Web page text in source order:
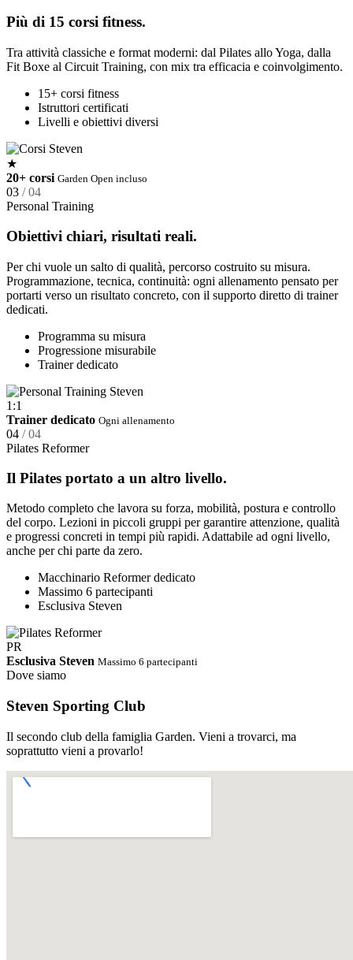
Più di 15 corsi fitness.
Tra attività classiche e format moderni: dal Pilates allo Yoga, dalla
Fit Boxe al Circuit Training, con mix tra efficacia e coinvolgimento.
15+ corsi fitness
Istruttori certificati
Livelli e obiettivi diversi
★
20+ corsi Garden Open incluso
03 / 04
Personal Training
Obiettivi chiari, risultati reali.
Per chi vuole un salto di qualità, percorso costruito su misura.
Programmazione, tecnica, continuità: ogni allenamento pensato per
portarti verso un risultato concreto, con il supporto diretto di trainer
dedicati.
Programma su misura
Progressione misurabile
Trainer dedicato
1:1
Trainer dedicato Ogni allenamento
04 / 04
Pilates Reformer
Il Pilates portato a un altro livello.
Metodo completo che lavora su forza, mobilità, postura e controllo
del corpo. Lezioni in piccoli gruppi per garantire attenzione, qualità
e progressi concreti in tempi più rapidi. Adattabile ad ogni livello,
anche per chi parte da zero.
Macchinario Reformer dedicato
Massimo 6 partecipanti
Esclusiva Steven
PR
Esclusiva Steven Massimo 6 partecipanti
Dove siamo
Steven Sporting Club
Il secondo club della famiglia Garden. Vieni a trovarci, ma
soprattutto vieni a provarlo!
PDF
Orari Completi · Steven Estate 2026
Abbonamento STEVEN